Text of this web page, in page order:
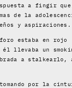
a fingir
de la
y aspiraciones.
estaba en
llevaba un
a
por la